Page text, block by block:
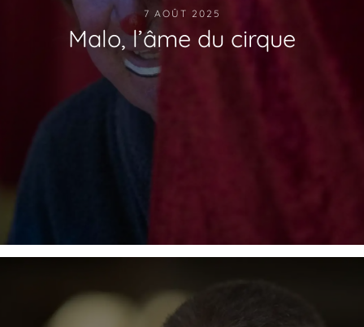
7 AOÛT 2025
Malo, l’âme du cirque